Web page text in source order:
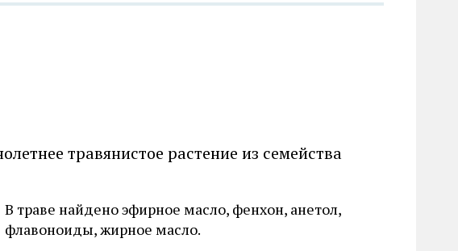
травянистое растение из семейства
В траве найдено эфирное масло, фенхон, анетол,
флавоноиды, жирное масло.